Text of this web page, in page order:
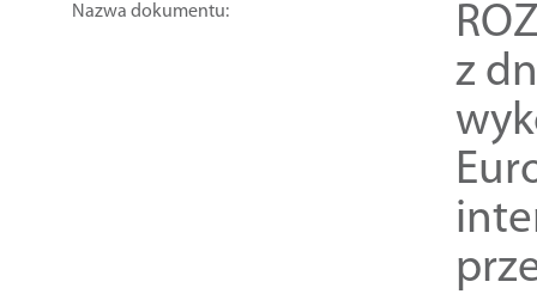
Nazwa dokumentu:
z